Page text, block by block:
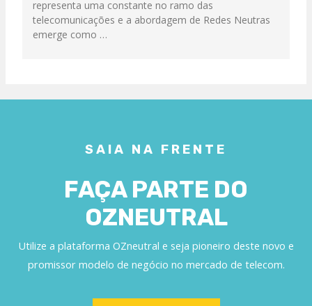
representa uma constante no ramo das
telecomunicações e a abordagem de Redes Neutras
emerge como …
SAIA NA FRENTE
FAÇA PARTE DO
OZNEUTRAL
Utilize a plataforma OZneutral e seja pioneiro deste novo e
promissor modelo de negócio no mercado de telecom.